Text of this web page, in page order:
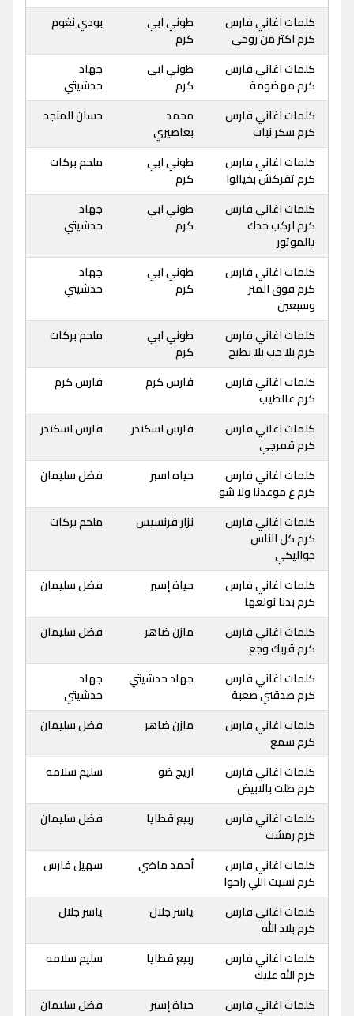
كلمات اغاني فارس
كرم اكتر من روحي
طوني ابي
كرم
بودي نغوم
كلمات اغاني فارس
كرم مهضومة
طوني ابي
كرم
جهاد
حدشيتي
كلمات اغاني فارس
كرم سكر نبات
محمد
بعاصيري
حسان المنجد
كلمات اغاني فارس
كرم تفركش بخيالوا
طوني ابي
كرم
ملحم بركات
كلمات اغاني فارس
كرم لركب حدك
يالموتور
طوني ابي
كرم
جهاد
حدشيتي
كلمات اغاني فارس
كرم فوق المتر
وسبعين
طوني ابي
كرم
جهاد
حدشيتي
كلمات اغاني فارس
كرم بلا حب بلا بطيخ
طوني ابي
كرم
ملحم بركات
كلمات اغاني فارس
كرم عالطيب
فارس كرم فارس كرم
كلمات اغاني فارس
كرم قمرجي
فارس اسكندر فارس اسكندر
كلمات اغاني فارس
كرم ع موعدنا ولا شو
حياه اسبر فضل سليمان
كلمات اغاني فارس
كرم كل الناس
حواليكي
نزار فرنسيس ملحم بركات
كلمات اغاني فارس
كرم بدنا نولعها
حياة إسبر فضل سليمان
كلمات اغاني فارس
كرم قربك وجع
مازن ضاهر فضل سليمان
كلمات اغاني فارس
كرم صدقني صعبة
جهاد حدشيتي
جهاد
حدشيتي
كلمات اغاني فارس
كرم سمع
مازن ضاهر فضل سليمان
كلمات اغاني فارس
كرم طلت بالابيض
اريج ضو سليم سلامه
كلمات اغاني فارس
كرم رمشت
ربيع قطايا فضل سليمان
كلمات اغاني فارس
كرم نسيت اللي راحوا
أحمد ماضي سهيل فارس
كلمات اغاني فارس
كرم بلاد الله
ياسر جلال ياسر جلال
كلمات اغاني فارس
كرم الله عليك
ربيع قطايا سليم سلامه
كلمات اغاني فارس
حياة إسبر فضل سليمان